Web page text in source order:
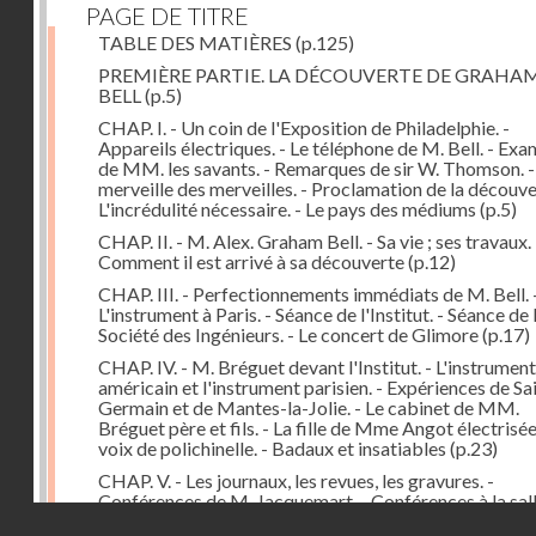
PAGE DE TITRE
TABLE DES MATIÈRES (p.125)
PREMIÈRE PARTIE. LA DÉCOUVERTE DE
BELL (p.5)
CHAP. I. - Un coin de l'Exposition de Philadelphie. -
Appareils électriques. - Le téléphone de M. Bell. -
de MM. les savants. - Remarques de sir W. Thomson.
merveille des merveilles. - Proclamation de la
L'incrédulité nécessaire. - Le pays des médiums (p.5)
CHAP. II. - M. Alex. Graham Bell. - Sa vie ; ses travaux.
Comment il est arrivé à sa découverte(p.12)
CHAP. III. - Perfectionnements immédiats de M. Bell.
L'instrument à Paris. - Séance de l'Institut. - Séance de
Société des Ingénieurs. - Le concert de Glimore(p.17)
CHAP. IV. - M. Bréguet devant l'Institut. - L'instrument
américain et l'instrument parisien. - Expériences de
Germain et de Mantes-la-Jolie. - Le cabinet de MM.
Bréguet père et fils. - La fille de Mme Angot
voix de polichinelle. - Badaux et insatiables (p.23)
CHAP. V. - Les journaux, les revues, les gravures. -
Conférences de M. Jacquemart. - Conférences à la